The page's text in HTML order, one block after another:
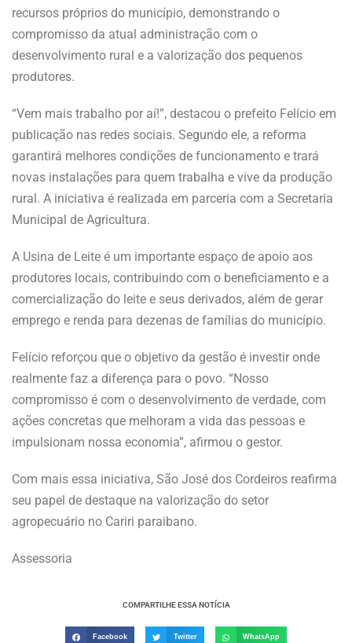
recursos próprios do município, demonstrando o
compromisso da atual administração com o
desenvolvimento rural e a valorização dos pequenos
produtores.
“Vem mais trabalho por aí!”, destacou o prefeito Felício em
publicação nas redes sociais. Segundo ele, a reforma
garantirá melhores condições de funcionamento e trará
novas instalações para quem trabalha e vive da produção
rural. A iniciativa é realizada em parceria com a Secretaria
Municipal de Agricultura.
A Usina de Leite é um importante espaço de apoio aos
produtores locais, contribuindo com o beneficiamento e a
comercialização do leite e seus derivados, além de gerar
emprego e renda para dezenas de famílias do município.
Felício reforçou que o objetivo da gestão é investir onde
realmente faz a diferença para o povo. “Nosso
compromisso é com o desenvolvimento de verdade, com
ações concretas que melhoram a vida das pessoas e
impulsionam nossa economia”, afirmou o gestor.
Com mais essa iniciativa, São José dos Cordeiros reafirma
seu papel de destaque na valorização do setor
agropecuário no Cariri paraibano.
Assessoria
COMPARTILHE ESSA NOTÍCIA
Facebook Twitter WhatsApp